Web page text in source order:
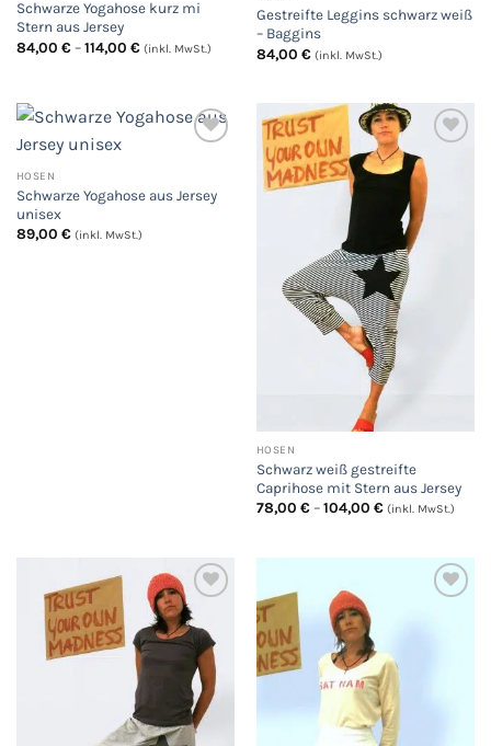
Schwarze Yogahose kurz mi
Stern aus Jersey
84,00 € – 114,00 €Preisspanne:
(inkl. MwSt.)
Gestreifte Leggins schwarz weiß
– Baggins
84,00 € (inkl. MwSt.)
die
HOSEN
Schwarze Yogahose aus Jersey
unisex
89,00 € (inkl. MwSt.)
die
Wunschliste
HOSEN
Schwarz weiß gestreifte
Caprihose mit Stern aus Jersey
78,00 € – 104,00 €Preisspanne:
(inkl. MwSt.)
Auf
Wunschliste
Wunschliste